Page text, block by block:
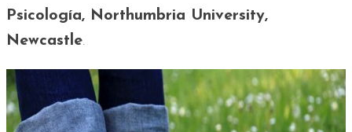
Psicología, Northumbria University,
Newcastle.